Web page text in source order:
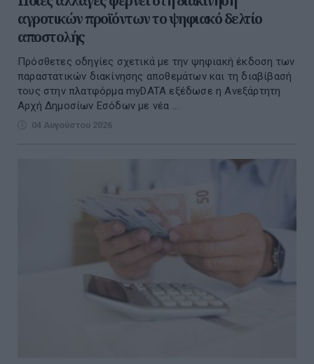
αγροτικών προϊόντων το ψηφιακό δελτίο
αποστολής
Πρόσθετες οδηγίες σχετικά με την ψηφιακή έκδοση των
παραστατικών διακίνησης αποθεμάτων και τη διαβίβασή
τους στην πλατφόρμα myDATA εξέδωσε η Ανεξάρτητη
Αρχή Δημοσίων Εσόδων με νέα ...
04 Αυγούστου 2026